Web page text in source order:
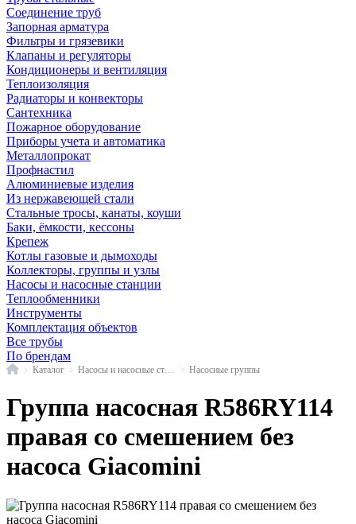
Соединение труб
Запорная арматура
Фильтры и грязевики
Клапаны и регуляторы
Кондиционеры и вентиляция
Теплоизоляция
Радиаторы и конвекторы
Сантехника
Пожарное оборудование
Приборы учета и автоматика
Металлопрокат
Профнастил
Алюминиевые изделия
Из нержавеющей стали
Стальные тросы, канаты, коуши
Баки, ёмкости, кессоны
Крепеж
Котлы газовые и дымоходы
Коллекторы, группы и узлы
Насосы и насосные станции
Теплообменники
Инструменты
Комплектация объектов
Все трубы
По брендам
ГлавнаяКаталог Насосные группы
Группа насосная R586RY114
правая со смешением без
насоса Giacomini